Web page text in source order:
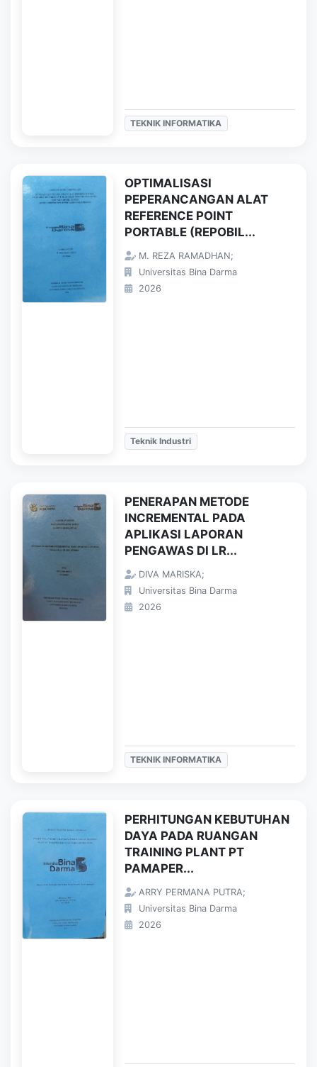
TEKNIK INFORMATIKA
OPTIMALISASI
PEPERANCANGAN ALAT
REFERENCE POINT
PORTABLE (REPOBIL...
M. REZA RAMADHAN;
Universitas Bina Darma
2026
Teknik Industri
PENERAPAN METODE
INCREMENTAL PADA
APLIKASI LAPORAN
PENGAWAS DI LR...
DIVA MARISKA;
Universitas Bina Darma
2026
TEKNIK INFORMATIKA
PERHITUNGAN KEBUTUHAN
DAYA PADA RUANGAN
TRAINING PLANT PT
PAMAPER...
ARRY PERMANA PUTRA;
Universitas Bina Darma
2026